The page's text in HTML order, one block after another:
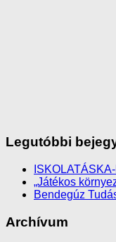
Legutóbbi
„Játékos
Bendegúz
Archívum